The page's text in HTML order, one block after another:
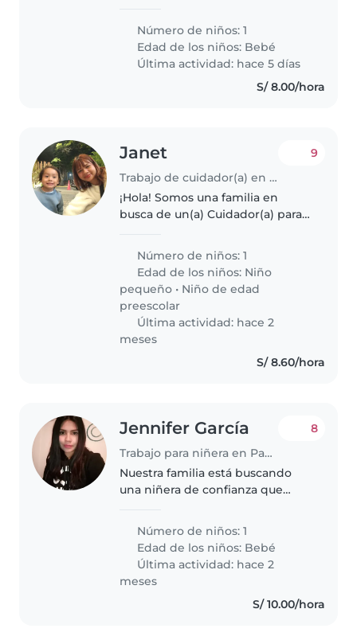
lleno de energía, deportista y
muy divertido. Necesitamos a
alguien que se sienta cómoda
ayudando..
Número de niños: 1
Edad de los niños: Bebé
Última actividad: hace 5 días
S/ 8.00/hora
Janet
Trabajo de cuidador(a) en El Agustino
9
¡Hola! Somos una familia en
busca de un(a) Cuidador(a) para
quien es curioso(a), juguetón(a) y
calmado(a). Nos encantaría
conocer a alguien que pueda..
Número de niños: 1
Edad de los niños: Niño
pequeño • Niño de edad
preescolar
Última actividad: hace 2
meses
S/ 8.60/hora
Jennifer García
Trabajo para niñera en Paucarpata (Departamento de Arequipa)
8
Nuestra familia está buscando
una niñera de confianza que
curiosa, energética e inteligente.
Necesitamos alguien que se
sienta cómoda realizando
algunas..
Número de niños: 1
Edad de los niños: Bebé
Última actividad: hace 2
meses
S/ 10.00/hora